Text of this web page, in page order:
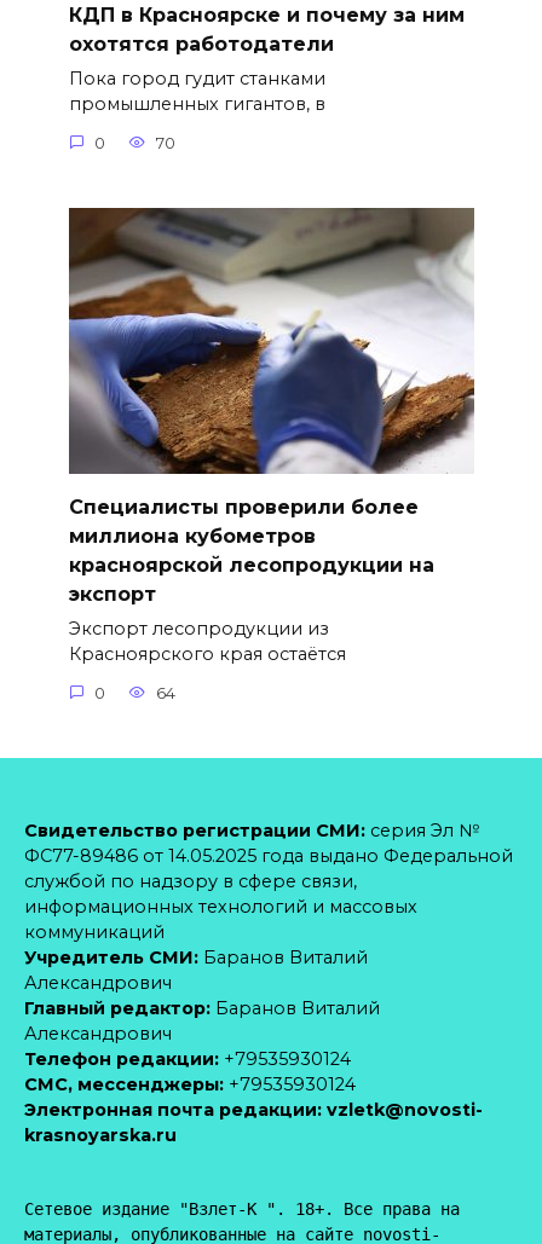
КДП в Красноярске и почему за ним
охотятся работодатели
Пока город гудит станками
промышленных гигантов, в
0 70
Специалисты проверили более
миллиона кубометров
красноярской лесопродукции на
экспорт
Экспорт лесопродукции из
Красноярского края остаётся
0 64
Свидетельство регистрации СМИ: серия Эл №
ФС77-89486 от 14.05.2025 года выдано Федеральной
службой по надзору в сфере связи,
информационных технологий и массовых
коммуникаций
Учредитель СМИ: Баранов Виталий
Александрович
Главный редактор: Баранов Виталий
Александрович
Телефон редакции: +79535930124
CМС, мессенджеры: +79535930124
Электронная почта редакции: vzletk@novosti-
krasnoyarska.ru
Сетевое издание "Взлет-К ". 18+. Все права на
материалы, опубликованные на сайте novosti-